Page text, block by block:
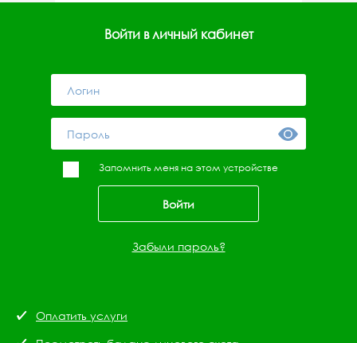
Войти в личный кабинет
Запомнить меня на этом устройстве
Забыли пароль?
Оплатить услуги